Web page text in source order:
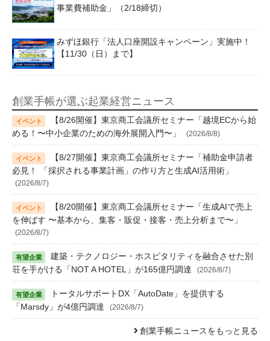
事業費補助金」（2/18締切）
みずほ銀行「法人口座開設キャンペーン」実施中！
【11/30（日）まで】
創業手帳が選ぶ起業経営ニュース
【8/26開催】東京商工会議所セミナー「越境ECから始
める！〜中小企業のための海外展開入門〜」
(2026/8/8)
【8/27開催】東京商工会議所セミナー「補助金申請者
必見！ 「採択される事業計画」の作り方と生成AI活用術」
(2026/8/7)
【8/20開催】東京商工会議所セミナー「生成AIで売上
を伸ばす 〜基本から、集客・販促・接客・売上分析まで〜」
(2026/8/7)
建築・テクノロジー・ホスピタリティを融合させた別
荘を手がける「NOT A HOTEL」が165億円調達
(2026/8/7)
トータルサポートDX「AutoDate」を提供する
「Marsdy」が4億円調達
(2026/8/7)
創業手帳ニュースをもっと見る